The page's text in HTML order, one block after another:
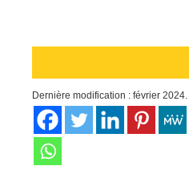
Dernière modification : février 2024.